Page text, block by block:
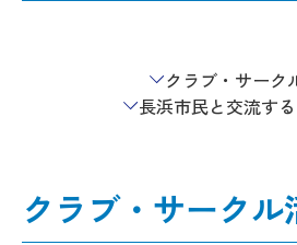
クラブ・サーク
長浜市民と交流す
クラブ・サークル